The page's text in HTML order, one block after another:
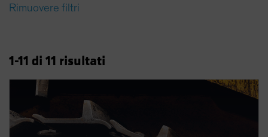
New Zealand
Portugal
South Korea - 대한민국
Rimuovere filtri
1-11 di 11 risultati